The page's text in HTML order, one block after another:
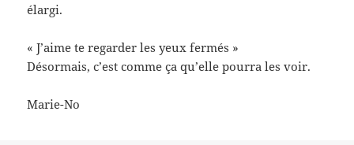
élargi.
« J’aime te regarder les yeux fermés »
Désormais, c’est comme ça qu’elle pourra les voir.
Marie-No